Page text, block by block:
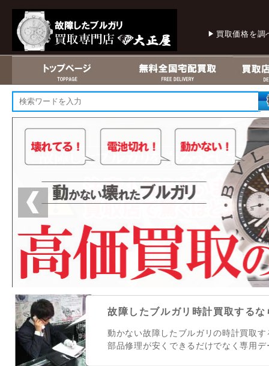
買取価格を調
故障したブルガリ時計買取する
動かない故障したブルガリの時計買取
部品修理が安くできるだけでなく専用